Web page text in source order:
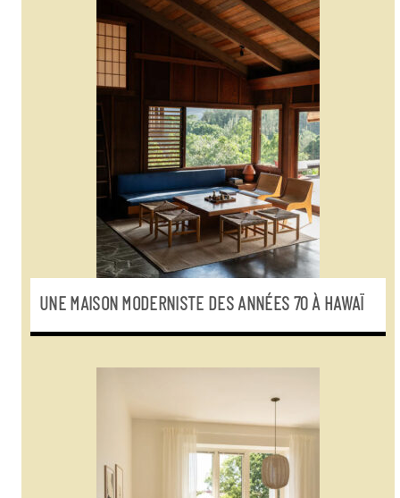
UNE MAISON MODERNISTE DES ANNÉES 70 À HAWAÏ